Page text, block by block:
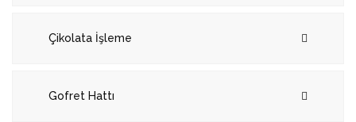
Çikolata İşleme
Gofret Hattı